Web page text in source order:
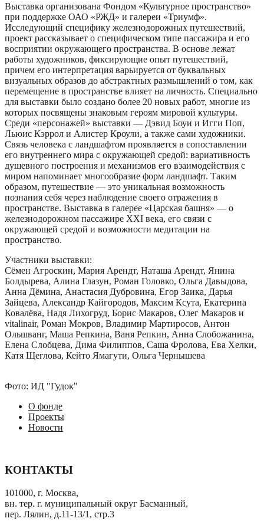
Выставка организована Фондом «Культурное пространство»
при поддержке ОАО «РЖД» и галереи «Триумф».
Исследующий специфику железнодорожных путешествий,
проект рассказывает о специфическом типе пассажира и его
восприятии окружающего пространства. В основе лежат
работы художников, фиксирующие опыт путешествий,
причем его интерпретация варьируется от буквальных
визуальных образов до абстрактных размышлений о том, как
перемещение в пространстве влияет на личность. Специально
для выставки было создано более 20 новых работ, многие из
которых посвящены знаковым героям мировой культуры.
Среди «персонажей» выставки — Дэвид Боуи и Игги Поп,
Льюис Кэррол и Алистер Кроули, а также сами художники.
Связь человека с ландшафтом проявляется в сопоставлении
его внутреннего мира с окружающей средой: вариативность
душевного построения и механизмов его взаимодействия с
миром напоминает многообразие форм ландшафт. Таким
образом, путешествие — это уникальная возможность
познания себя через наблюдение своего отражения в
пространстве. Выставка в галерее «Царская башня» — о
железнодорожном пассажире XXI века, его связи с
окружающей средой и возможности медитации на
пространство.
Участники выставки:
Сëмен Агроскин, Мария Арендт, Наташа Арендт, Янина
Болдырева, Алина Глазун, Роман Головко, Ольга Давыдова,
Анна Дёмина, Анастасия Дубровина, Егор Заика, Дарья
Зайцева, Александр Кайгородов, Максим Ксута, Екатерина
Ковалёва, Надя Лихогруд, Борис Макаров, Олег Макаров и
vitalinair, Роман Мокров, Владимир Мартиросов, Антон
Ольшванг, Маша Репкина, Ваня Репкин, Анна Слобожанина,
Елена Слобцева, Дима Филиппов, Саша Фролова, Ева Хелки,
Катя Щеглова, Кейто Ямагути, Ольга Чернышева
Фото: ИД "Гудок"
О фонде
Проекты
Новости
КОНТАКТЫ
101000, г. Москва,
вн. тер. г. муниципальный округ Басманный,
пер. Лялин, д.11-13/1, стр.3